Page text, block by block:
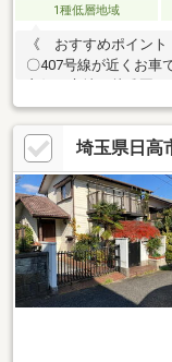
1種低層地域
《 おすすめポイン
〇407号線が近くお車
学校 徒歩約32分・
10分・駅 徒歩約14
リー21安藤建設なら
ざいます。【他社さ
談ください】■『住宅
計画シミュレーション
埼玉県日高